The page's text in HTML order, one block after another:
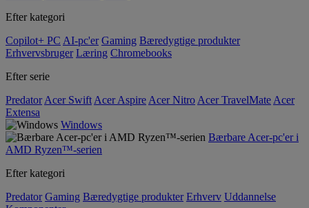
Efter kategori
Copilot+ PC AI-pc'er Gaming Bæredygtige produkter
Erhvervsbruger Læring Chromebooks
Efter serie
Predator Acer Swift Acer Aspire Acer Nitro Acer TravelMate Acer
Extensa
Windows
Bærbare Acer-pc'er i
AMD Ryzen™-serien
Efter kategori
Predator Gaming Bæredygtige produkter Erhverv Uddannelse